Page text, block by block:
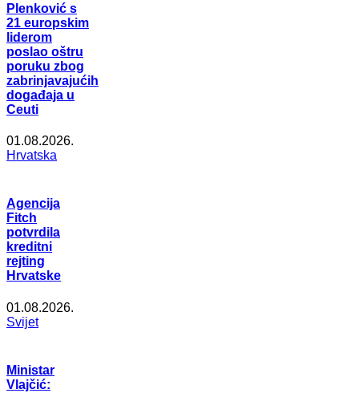
Plenković s
21 europskim
liderom
poslao oštru
poruku zbog
zabrinjavajućih
događaja u
Ceuti
01.08.2026.
Hrvatska
Agencija
Fitch
potvrdila
kreditni
rejting
Hrvatske
01.08.2026.
Svijet
Ministar
Vlajčić: